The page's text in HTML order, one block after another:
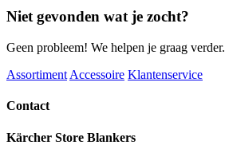
Niet gevonden wat je zocht?
Geen probleem! We helpen je graag verder.
Assortiment Accessoire Klantenservice
Contact
Kärcher Store Blankers